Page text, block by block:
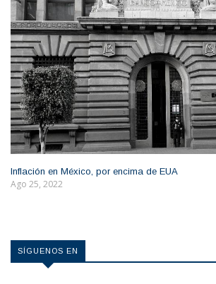
Inflación en México, por encima de EUA
Ago 25, 2022
SÍGUENOS EN